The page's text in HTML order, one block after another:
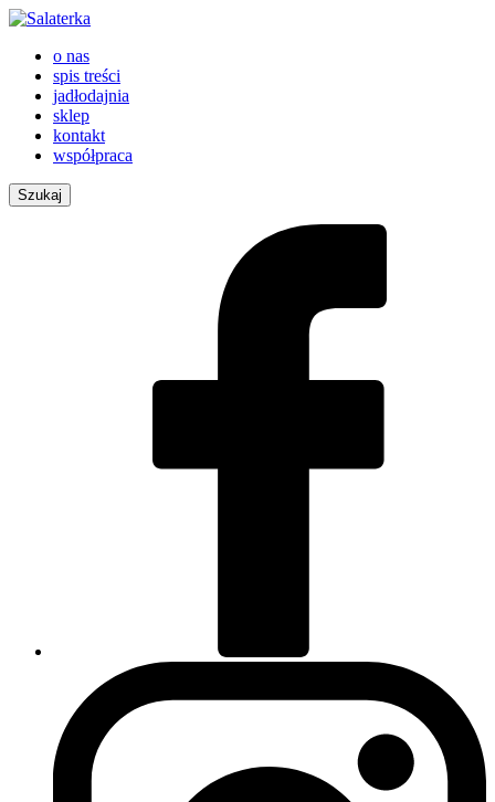
o nas
spis treści
jadłodajnia
sklep
kontakt
współpraca
Szukaj